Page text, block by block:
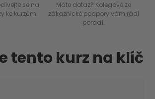
se na
ke kurzům.
Máte dotaz? Kolegové ze
zákaznické podpory vám rádi
poradí.
tento kurz na klíč